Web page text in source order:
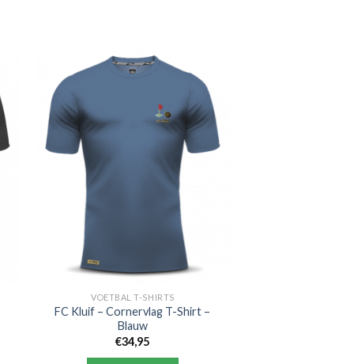
VOETBAL T-SHIRTS
FC Kluif – Cornervlag T-Shirt –
Blauw
€34,95